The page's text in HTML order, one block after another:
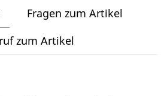
Fragen zum Artikel
zum Artikel